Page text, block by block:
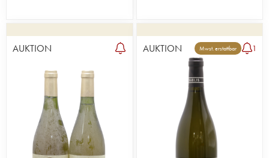
AUKTION AUKTION Mwst. erstattbar 1